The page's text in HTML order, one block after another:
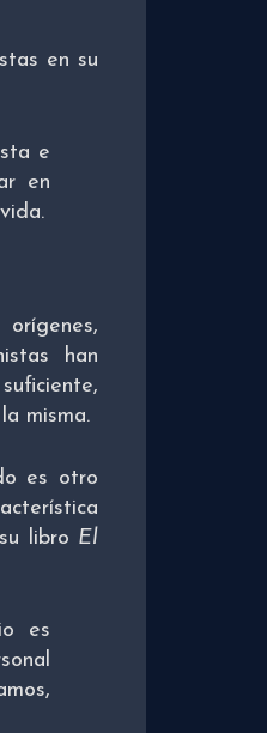
en su
e
en
han
misma.
es otro
libro El
es